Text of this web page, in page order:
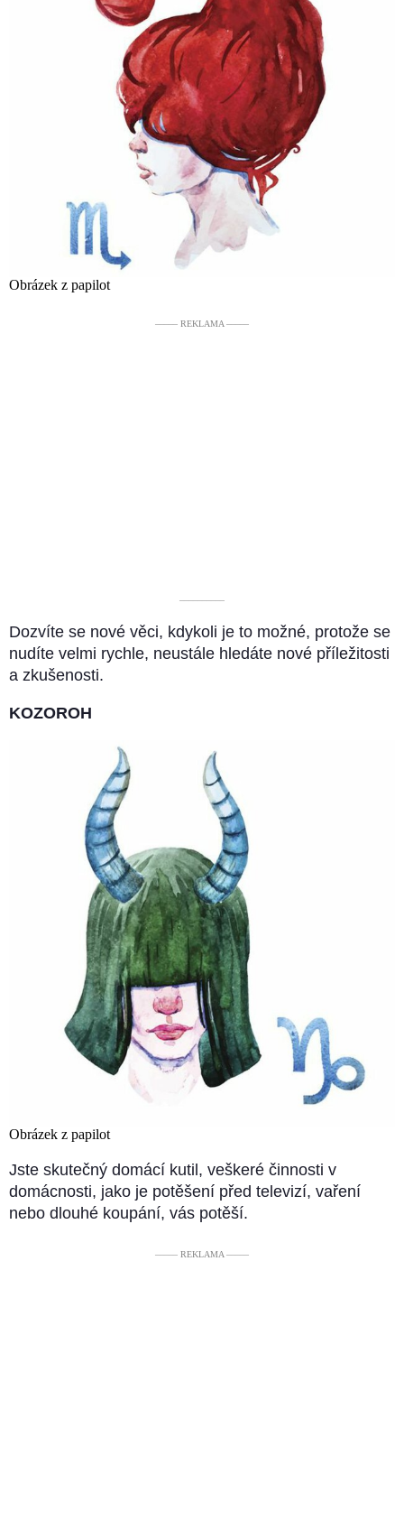
Obrázek z papilot
––––– REKLAMA –––––
––––––––––
Dozvíte se nové věci, kdykoli je to možné, protože se
nudíte velmi rychle, neustále hledáte nové příležitosti
a zkušenosti.
KOZOROH
Obrázek z papilot
Jste skutečný domácí kutil, veškeré činnosti v
domácnosti, jako je potěšení před televizí, vaření
nebo dlouhé koupání, vás potěší.
––––– REKLAMA –––––